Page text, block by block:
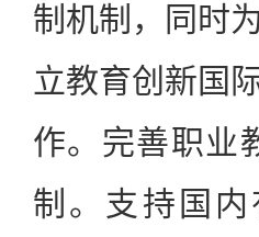
制机制，同时
立教育创新国
作。完善职业
制。支持国